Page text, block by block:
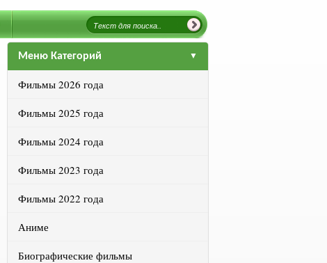
Меню Категорий
Фильмы 2026 года
Фильмы 2025 года
Фильмы 2024 года
Фильмы 2023 года
Фильмы 2022 года
Аниме
Биографические фильмы